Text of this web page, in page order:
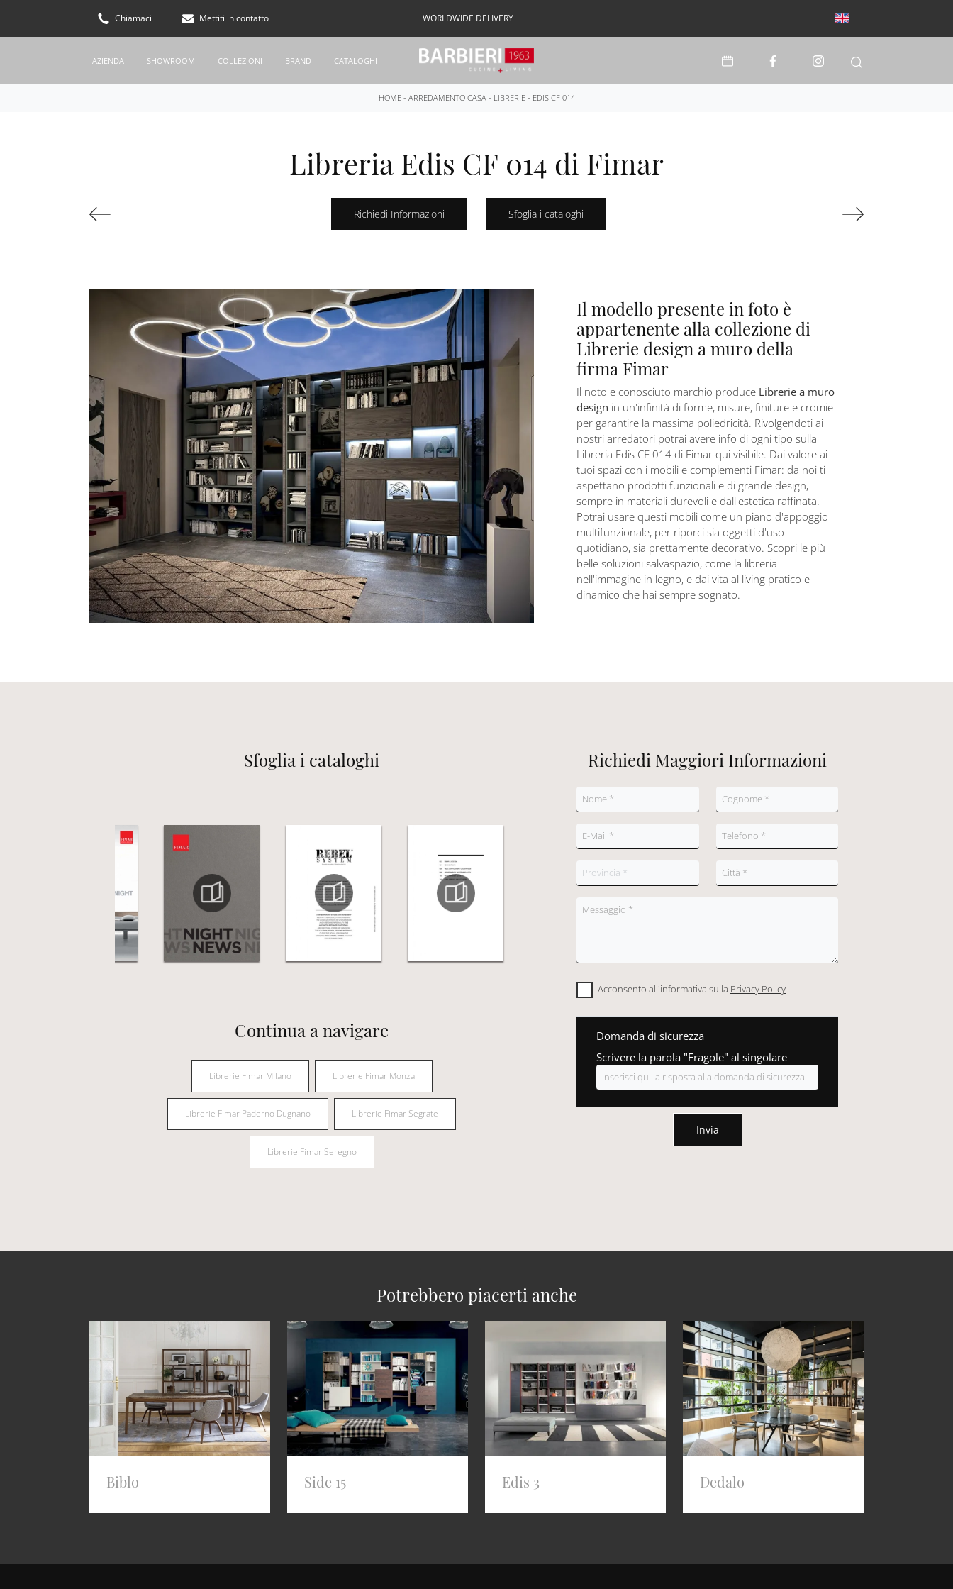
Chiamaci Mettiti in contatto WORLDWIDE DELIVERY
AZIENDA SHOWROOM COLLEZIONI BRAND CATALOGHI
HOME- ARREDAMENTO CASA- LIBRERIE - EDIS CF 014
Libreria Edis CF 014 di Fimar
Richiedi Informazioni Sfoglia i cataloghi
Il modello presente in foto è
appartenente alla collezione di
Librerie design a muro della
firma Fimar
Il noto e conosciuto marchio produce Librerie a muro
design in un'infinità di forme, misure, finiture e cromie
per garantire la massima poliedricità. Rivolgendoti ai
nostri arredatori potrai avere info di ogni tipo sulla
Libreria Edis CF 014 di Fimar qui visibile. Dai valore ai
tuoi spazi con i mobili e complementi Fimar: da noi ti
aspettano prodotti funzionali e di grande design,
sempre in materiali durevoli e dall'estetica raffinata.
Potrai usare questi mobili come un piano d'appoggio
multifunzionale, per riporci sia oggetti d'uso
quotidiano, sia prettamente decorativo. Scopri le più
belle soluzioni salvaspazio, come la libreria
nell'immagine in legno, e dai vita al living pratico e
dinamico che hai sempre sognato.
Sfoglia i cataloghi
Continua a navigare
Librerie Fimar Milano Librerie Fimar Monza
Librerie Fimar Paderno Dugnano Librerie Fimar Segrate
Librerie Fimar Seregno
Richiedi Maggiori Informazioni
Acconsento all'informativa sulla Privacy Policy
Domanda di sicurezza
Scrivere la parola "Fragole" al singolare
Invia
Potrebbero piacerti anche
Biblo Side 15 Edis 3 Dedalo